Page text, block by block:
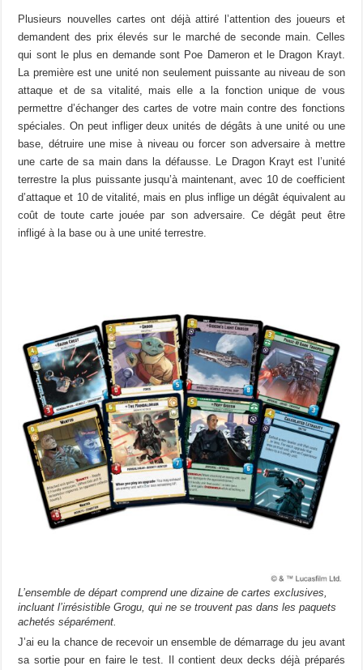
Plusieurs nouvelles cartes ont déjà attiré l’attention des joueurs et
demandent des prix élevés sur le marché de seconde main. Celles
qui sont le plus en demande sont Poe Dameron et le Dragon Krayt.
La première est une unité non seulement puissante au niveau de son
attaque et de sa vitalité, mais elle a la fonction unique de vous
permettre d’échanger des cartes de votre main contre des fonctions
spéciales. On peut infliger deux unités de dégâts à une unité ou une
base, détruire une mise à niveau ou forcer son adversaire à mettre
une carte de sa main dans la défausse. Le Dragon Krayt est l’unité
terrestre la plus puissante jusqu’à maintenant, avec 10 de coefficient
d’attaque et 10 de vitalité, mais en plus inflige un dégât équivalent au
coût de toute carte jouée par son adversaire. Ce dégât peut être
infligé à la base ou à une unité terrestre.
L’ensemble de départ comprend une dizaine de cartes exclusives,
incluant l’irrésistible Grogu, qui ne se trouvent pas dans les paquets
achetés séparément.
J’ai eu la chance de recevoir un ensemble de démarrage du jeu avant
sa sortie pour en faire le test. Il contient deux decks déjà préparés